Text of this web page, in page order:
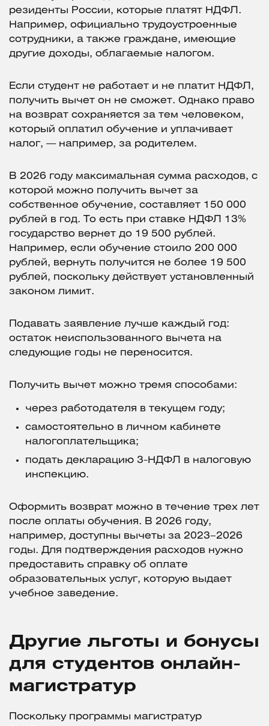
резиденты России, которые платят НДФЛ.
Например, официально трудоустроенные
сотрудники, а также граждане, имеющие
другие доходы, облагаемые налогом.
Если студент не работает и не платит НДФЛ,
получить вычет он не сможет. Однако право
на возврат сохраняется за тем человеком,
который оплатил обучение и уплачивает
налог, — например, за родителем.
В 2026 году максимальная сумма расходов, с
которой можно получить вычет за
собственное обучение, составляет 150 000
рублей в год. То есть при ставке НДФЛ 13%
государство вернет до 19 500 рублей.
Например, если обучение стоило 200 000
рублей, вернуть получится не более 19 500
рублей, поскольку действует установленный
законом лимит.
Подавать заявление лучше каждый год:
остаток неиспользованного вычета на
следующие годы не переносится.
Получить вычет можно тремя способами:
через работодателя в текущем году;
самостоятельно в личном кабинете
налогоплательщика;
подать декларацию 3-НДФЛ в налоговую
инспекцию.
Оформить возврат можно в течение трех лет
после оплаты обучения. В 2026 году,
например, доступны вычеты за 2023–2026
годы. Для подтверждения расходов нужно
предоставить справку об оплате
образовательных услуг, которую выдает
учебное заведение.
Другие льготы и бонусы
для студентов онлайн-
магистратур
Поскольку программы магистратур